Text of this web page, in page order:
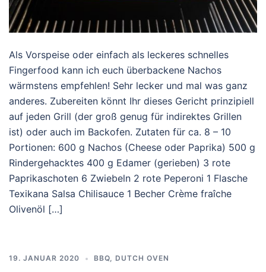
Als Vorspeise oder einfach als leckeres schnelles
Fingerfood kann ich euch überbackene Nachos
wärmstens empfehlen! Sehr lecker und mal was ganz
anderes. Zubereiten könnt Ihr dieses Gericht prinzipiell
auf jeden Grill (der groß genug für indirektes Grillen
ist) oder auch im Backofen. Zutaten für ca. 8 – 10
Portionen: 600 g Nachos (Cheese oder Paprika) 500 g
Rindergehacktes 400 g Edamer (gerieben) 3 rote
Paprikaschoten 6 Zwiebeln 2 rote Peperoni 1 Flasche
Texikana Salsa Chilisauce 1 Becher Crème fraîche
Olivenöl […]
19. JANUAR 2020 BBQ, DUTCH OVEN